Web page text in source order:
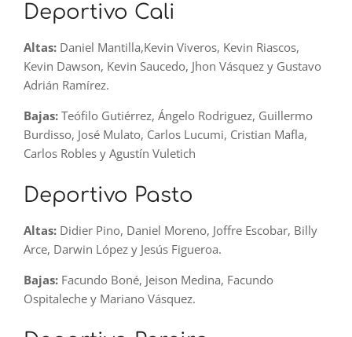
Deportivo Cali
Altas: Daniel Mantilla,Kevin Viveros, Kevin Riascos,
Kevin Dawson, Kevin Saucedo, Jhon Vásquez y Gustavo
Adrián Ramírez.
Bajas: Teófilo Gutiérrez, Ángelo Rodriguez, Guillermo
Burdisso, José Mulato, Carlos Lucumi, Cristian Mafla,
Carlos Robles y Agustín Vuletich
Deportivo Pasto
Altas: Didier Pino, Daniel Moreno, Joffre Escobar, Billy
Arce, Darwin López y Jesús Figueroa.
Bajas: Facundo Boné, Jeison Medina, Facundo
Ospitaleche y Mariano Vásquez.